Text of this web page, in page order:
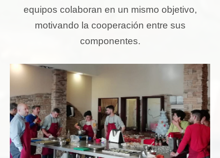
equipos colaboran en un mismo objetivo,
motivando la cooperación entre sus
componentes.